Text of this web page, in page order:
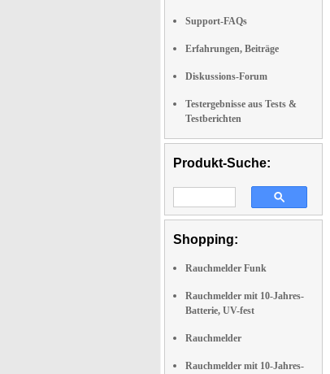
Support-FAQs
Erfahrungen, Beiträge
Diskussions-Forum
Testergebnisse aus Tests &
Testberichten
Produkt-Suche:
Shopping:
Rauchmelder Funk
Rauchmelder mit 10-Jahres-
Batterie, UV-fest
Rauchmelder
Rauchmelder mit 10-Jahres-